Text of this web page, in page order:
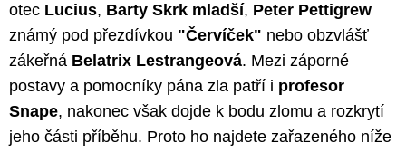
otec Lucius, Barty Skrk mladší, Peter Pettigrew
známý pod přezdívkou "Červíček" nebo obzvlášť
zákeřná Belatrix Lestrangeová. Mezi záporné
postavy a pomocníky pána zla patří i profesor
Snape, nakonec však dojde k bodu zlomu a rozkrytí
jeho části příběhu. Proto ho najdete zařazeného níže